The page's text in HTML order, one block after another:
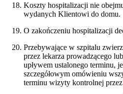
Koszty hospitalizacji nie
wydanych Klientowi do domu.
O zakończeniu hospitalizacji
Przebywające w szpitalu
przez lekarza prowadzącego
upływem ustalonego terminu,
szczegółowym omówieniu
terminu wizyty kontrolnej przez